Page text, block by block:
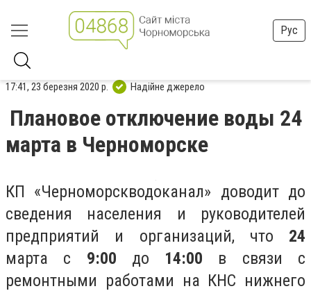
Рус
17:41, 23 березня 2020 р. Надійне джерело
Плановое отключение воды 24
марта в Черноморске
КП «Черноморскводоканал» доводит до
сведения населения и руководителей
предприятий и организаций, что 24
марта с 9:00 до 14:00 в связи с
ремонтными работами на КНС нижнего